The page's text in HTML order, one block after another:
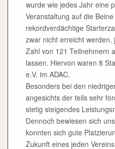
wurde wie jedes Jahr eine
Veranstaltung auf die
rekordverdächtige
zwar nicht erreicht
Zahl von 121 Teilnehmern
lassen. Hiervon waren 8
e.V. im ADAC.
Besonders bei den
angesichts der teils sehr
stetig steigendes
Dennoch bewiesen sich
konnten sich gute
Zukunft eines jeden